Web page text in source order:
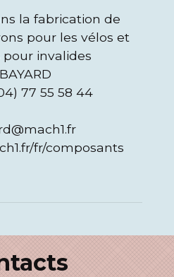
la fabrication de
pour les vélos et
invalides
77 55 58 44
fr/composants